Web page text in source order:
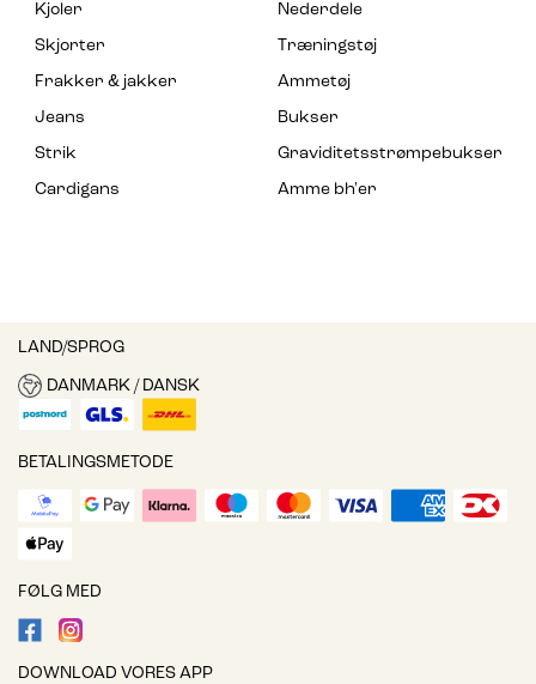
Kjoler
Nederdele
Skjorter
Træningstøj
Frakker & jakker
Ammetøj
Jeans
Bukser
Strik
Graviditetsstrømpebukser
Cardigans
Amme bh'er
LAND/SPROG
DANMARK / DANSK
BETALINGSMETODE
FØLG MED
DOWNLOAD VORES APP